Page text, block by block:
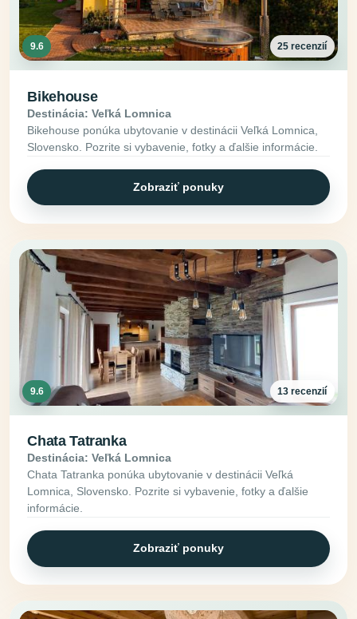
9.6 25 recenzií
Bikehouse
Destinácia: Veľká Lomnica
Bikehouse ponúka ubytovanie v destinácii Veľká Lomnica,
Slovensko. Pozrite si vybavenie, fotky a ďalšie informácie.
Zobraziť ponuky
9.6 13 recenzií
Chata Tatranka
Destinácia: Veľká Lomnica
Chata Tatranka ponúka ubytovanie v destinácii Veľká
Lomnica, Slovensko. Pozrite si vybavenie, fotky a ďalšie
informácie.
Zobraziť ponuky